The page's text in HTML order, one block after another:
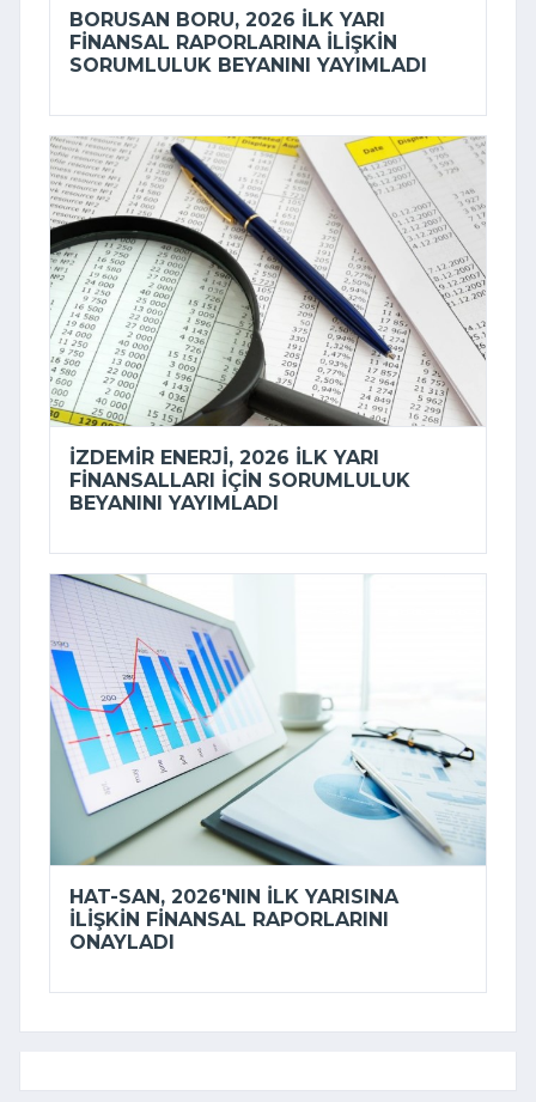
BORUSAN BORU, 2026 ILK YARI
FINANSAL RAPORLARINA ILIŞKIN
SORUMLULUK BEYANINI YAYIMLADI
İZDEMİR ENERJI, 2026 ILK YARI
FINANSALLARI IÇIN SORUMLULUK
BEYANINI YAYIMLADI
HAT-SAN, 2026'NIN ILK YARISINA
ILIŞKIN FINANSAL RAPORLARINI
ONAYLADI